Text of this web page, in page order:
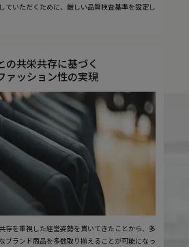
ていただくために、厳しい品質検査基準を設定し
の共栄共存に基づく
ァッション性の実現
存を重視した経営姿勢を貫いてきたことから、多
ブランド商品を多数取り揃えることが可能になっ